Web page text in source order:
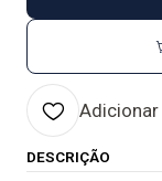
DESCRIÇÃO